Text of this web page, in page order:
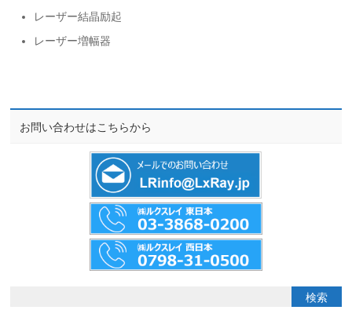
レーザー結晶励起
レーザー増幅器
お問い合わせはこちらから